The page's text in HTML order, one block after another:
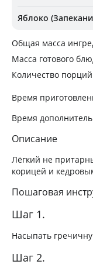
Яблоко
Общая масса
Масса готового
Количество порций
Время
Время
Описание
Лёгкий не
корицей и
Пошаговая
Шаг 1.
Насыпать
Шаг 2.